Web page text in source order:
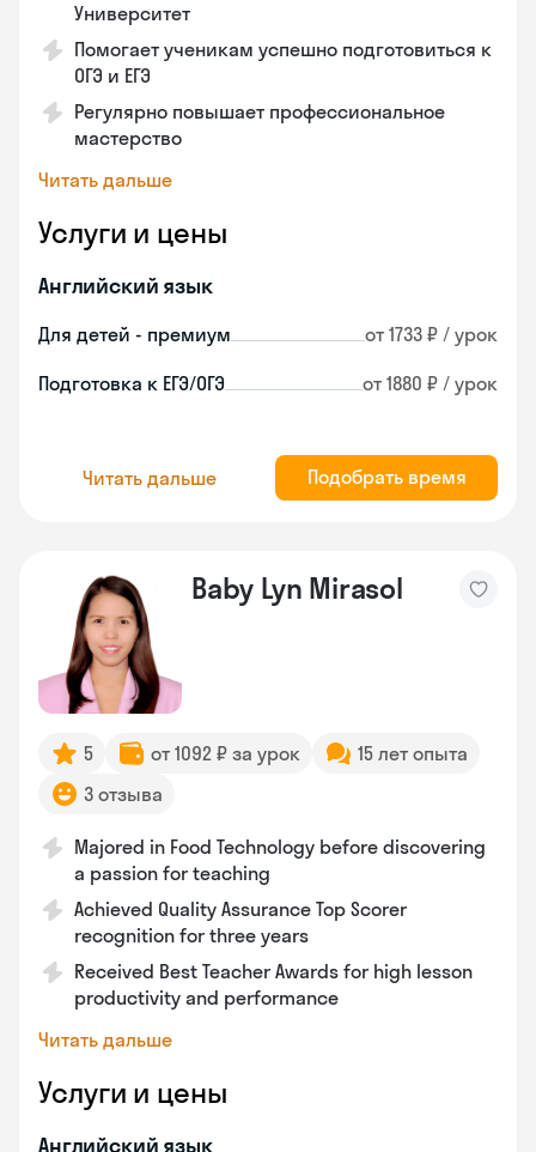
Университет
Помогает ученикам успешно подготовиться к
ОГЭ и ЕГЭ
Регулярно повышает профессиональное
мастерство
Читать дальше
Услуги и цены
Английский язык
Для детей - премиум от 1733 ₽ / урок
Подготовка к ЕГЭ/ОГЭ от 1880 ₽ / урок
Читать дальше Подобрать время
Baby Lyn Mirasol
5 от 1092 ₽ за урок
15 лет опыта
3 отзыва
Majored in Food Technology before discovering
a passion for teaching
Achieved Quality Assurance Top Scorer
recognition for three years
Received Best Teacher Awards for high lesson
productivity and performance
Читать дальше
Услуги и цены
Английский язык